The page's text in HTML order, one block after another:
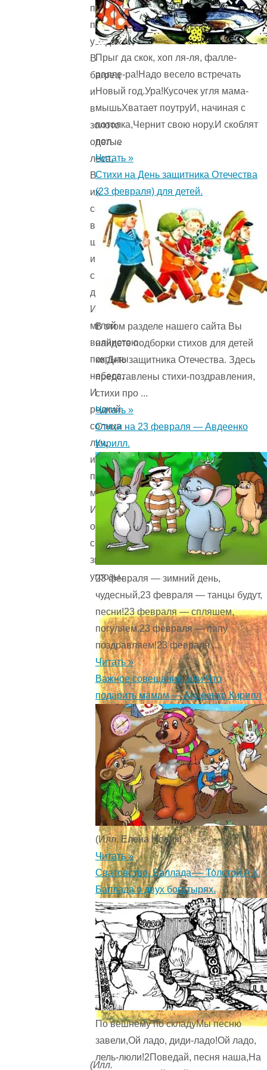
пышное
природы
увяданье,
В
багрец
и
в
золото
одетые
леса,
В
их
сенях
ветра
шум
и
свежее
дыханье,
И
мглой
волнистою
покрыты
небеса,
И
редкий
солнца
луч,
и
первые
морозы,
И
отдаленные
седой
зимы
угрозы.
(Илл.
Прыг да скок, хоп ля-ля, фалле-
ралле-ра!Надо весело встречать
Новый год.Ура!Кусочек угля мама-
мышьХватает поутруИ, начиная с
потолка,Чернит свою нору.И скоблят
пол ...
Читать »
Стихи на День защитника Отечества
(23 февраля) для детей.
В этом разделе нашего сайта Вы
найдете подборки стихов для детей
ко Дню защитника Отечества. Здесь
представлены стихи-поздравления,
стихи про ...
Читать »
Стихи на 23 февраля — Авдеенко
Кирилл.
23 февраля — зимний день,
чудесный,23 февраля — танцы будут,
песни!23 февраля — спляшем,
погуляем,23 февраля — папу
поздравляем!23 февраля ...
Читать »
Важное совещание, или Что
подарить мамам — Авдеенко Кирилл
(Илл. Елена Новик) ...
Читать »
Сватовство. Баллада — Толстой А.К.
Баллада о двух богатырях.
По вешнему по складуМы песню
завели,Ой ладо, диди-ладо!Ой ладо,
лель-люли!2Поведай, песня наша,На